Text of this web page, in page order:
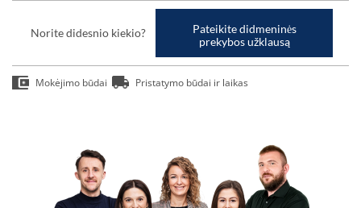
Norite didesnio kiekio?
Pateikite didmeninės
prekybos užklausą
Mokėjimo būdai Pristatymo būdai ir laikas